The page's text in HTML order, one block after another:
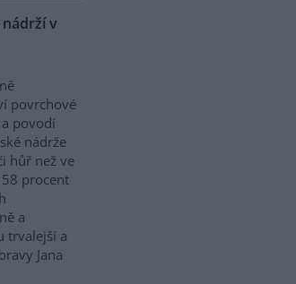
v
povrchové
povodí
nádrže
hůř než ve
procent
a
trvalejší a
Jana